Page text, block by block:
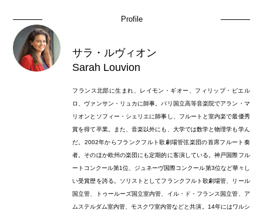
Profile
サラ・ルヴィオン
Sarah Louvion
フランス北部に生まれ、レイモン・ギオー、フィリップ・ピエル
ロ、ヴァンサン・リュカに師事。パリ国立高等音楽院でアラン・マ
リオンとソフィー・シェリエに師事し、フルートと室内楽で最優秀
賞を得て卒業。また、音楽以外にも、大学では数学と物理学も学ん
だ。2002年からフランクフルト歌劇場管弦楽団の首席フルート奏
者。そのほか欧州の楽団にも定期的に客演している。神戸国際フル
ートコンクール第1位、ジュネーヴ国際コンクール第3位など華々し
い受賞歴を誇る。ソリストとしてフランクフルト歌劇場管、リール
国立管、トゥールーズ国立室内管、イル・ド・フランス国立管、ア
ムステルダム室内管、モスクワ室内管などと共演。14年にはワルシ